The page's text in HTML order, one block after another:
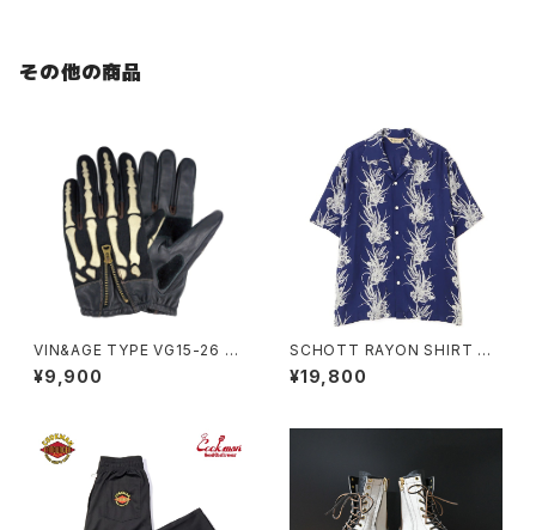
その他の商品
VIN&AGE TYPE VG15-26 SK
ELETON GLOVES
¥9,900
SCHOTT RAYON SHIRT CA
CTUS
¥19,800